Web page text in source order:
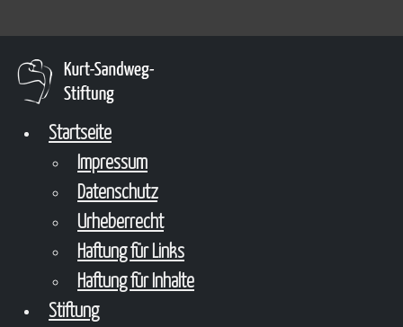
Startseite
Impressum
Datenschutz
Urheberrecht
Haftung für Links
Haftung für Inhalte
Stiftung